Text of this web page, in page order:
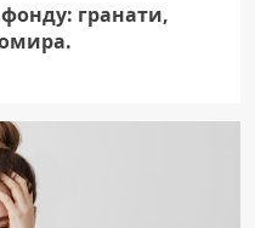
гранати,